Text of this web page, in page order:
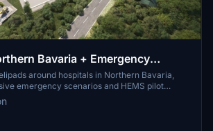
Bavaria + Emergency
around hospitals in Northern Bavaria,
emergency scenarios and HEMS pilot
include realistic hospital remodels and
lighting and proper wind socks enhance the